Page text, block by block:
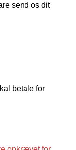
send os dit
betale for